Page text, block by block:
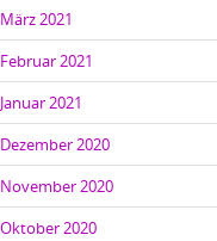
März 2021
Februar 2021
Januar 2021
Dezember 2020
November 2020
Oktober 2020